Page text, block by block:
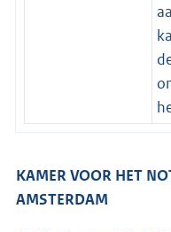
KAMER VOOR HET
AMSTERDAM